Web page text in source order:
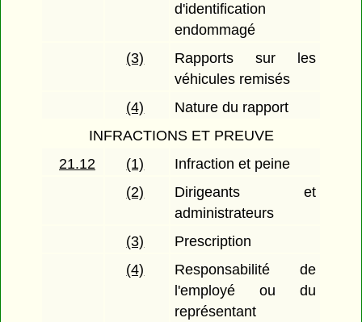
d'identification
endommagé
(3)
Rapports sur les
véhicules remisés
(4)
Nature du rapport
INFRACTIONS ET PREUVE
21.12
(1)
Infraction et peine
(2)
Dirigeants et
administrateurs
(3)
Prescription
(4)
Responsabilité de
l'employé ou du
représentant